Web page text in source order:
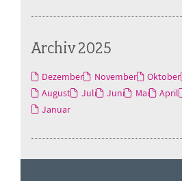
Archiv 2025
Dezember November Oktober
August
Juli Juni Mai April
Januar